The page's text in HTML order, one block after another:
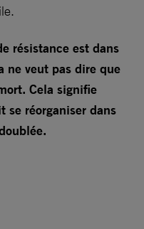
résistance est dans
ne veut pas dire que
Cela signifie
se réorganiser dans